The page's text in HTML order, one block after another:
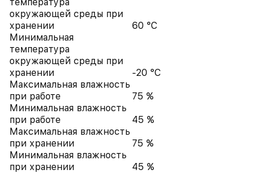
окружающей среды при
хранении
60 °C
Минимальная
температура
окружающей среды при
хранении
-20 °C
Максимальная влажность
при работе
75 %
Минимальная влажность
при работе
45 %
Максимальная влажность
при хранении
75 %
Минимальная влажность
при хранении
45 %